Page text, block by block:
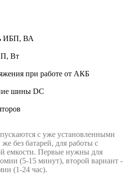
ИБП, ВА
Вт
при работе от АКБ
шины DC
с уже установленными
без батарей, для работы с
емкости. Первые нужны для
(5-15 минут), второй вариант -
(1-24 час).